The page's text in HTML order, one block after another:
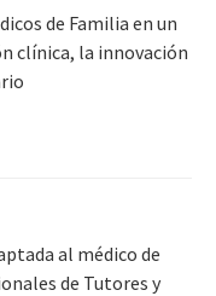
de Familia en un
clínica, la innovación
al médico de
de Tutores y